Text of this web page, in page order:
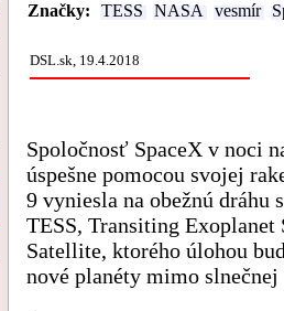
Značky: TESS NASA vesmír
DSL.sk, 19.4.2018
Spoločnosť SpaceX v noci
úspešne pomocou svojej
9 vyniesla na obežnú dráhu
TESS, Transiting Exoplanet
Satellite, ktorého úlohou
nové planéty mimo slnečnej